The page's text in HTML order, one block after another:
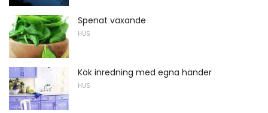
Spenat växande
HUS
Kök inredning med egna händer
HUS